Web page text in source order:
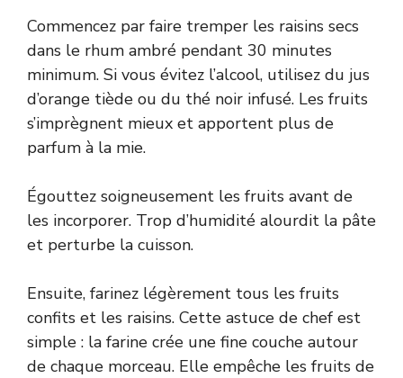
Commencez par faire tremper les raisins secs
dans le rhum ambré pendant 30 minutes
minimum. Si vous évitez l’alcool, utilisez du jus
d’orange tiède ou du thé noir infusé. Les fruits
s’imprègnent mieux et apportent plus de
parfum à la mie.
Égouttez soigneusement les fruits avant de
les incorporer. Trop d’humidité alourdit la pâte
et perturbe la cuisson.
Ensuite, farinez légèrement tous les fruits
confits et les raisins. Cette astuce de chef est
simple : la farine crée une fine couche autour
de chaque morceau. Elle empêche les fruits de